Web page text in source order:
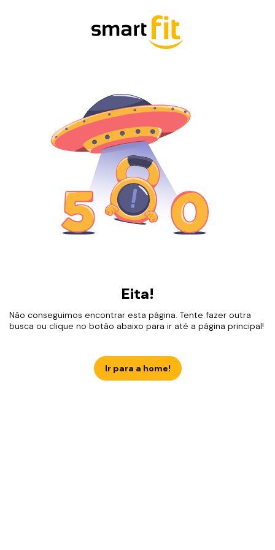
Eita!
Não conseguimos encontrar esta página. Tente fazer outra
busca ou clique no botão abaixo para ir até a página principal!
Ir para a home!